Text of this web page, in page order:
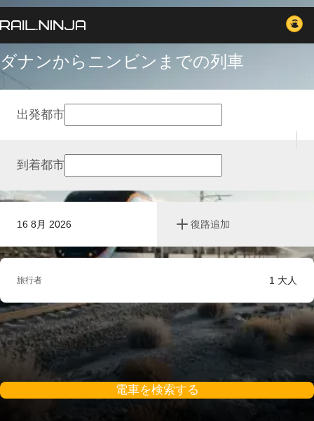
ダナンからニンビンまでの列車
16 8月 2026 復路追加
出発都市
到着都市
旅行者 1 大人
電車を検索する